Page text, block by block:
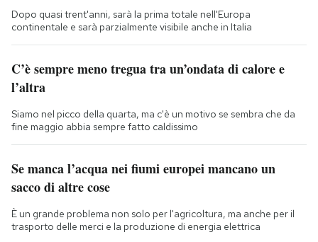
Dopo quasi trent'anni, sarà la prima totale nell'Europa
continentale e sarà parzialmente visibile anche in Italia
C’è sempre meno tregua tra un’ondata di calore e
l’altra
Siamo nel picco della quarta, ma c'è un motivo se sembra che da
fine maggio abbia sempre fatto caldissimo
Se manca l’acqua nei fiumi europei mancano un
sacco di altre cose
È un grande problema non solo per l'agricoltura, ma anche per il
trasporto delle merci e la produzione di energia elettrica